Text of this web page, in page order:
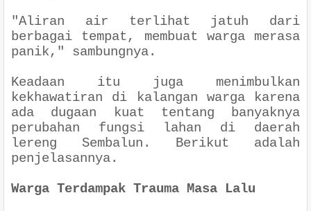
"Aliran air terlihat jatuh dari
berbagai tempat, membuat warga merasa
panik," sambungnya.
Keadaan itu juga menimbulkan
kekhawatiran di kalangan warga karena
ada dugaan kuat tentang banyaknya
perubahan fungsi lahan di daerah
lereng Sembalun. Berikut adalah
penjelasannya.
Warga Terdampak Trauma Masa Lalu